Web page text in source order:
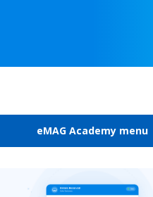
eMAG Academy menu